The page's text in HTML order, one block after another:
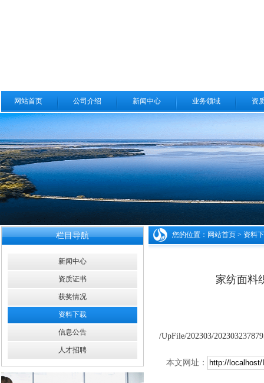
网站首页 公司介绍 新闻中心 业务领域 资
栏目导航
新闻中心
资质证书
获奖情况
资料下载
信息公告
人才招聘
您的位置： 网站首页 > 资料
家纺面料
/UpFile/202303/
本文网址：